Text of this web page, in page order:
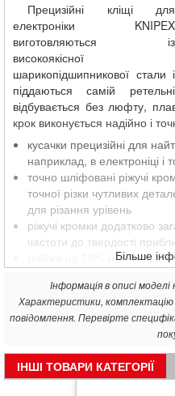
Прецизійні кліщі для
електроніки KNIPEX
виготовляються із
високоякісної
шарикопідшипникової стали і
піддаються самій
відбувається без люфту,
крок виконується надійно і
кусачки прецизійні для
наприклад, в електроніці і
точно шліфовані ріжучі
точної різки чутливих
для різання урівень
ріжучі кромки додатково
частоти до твердості
майже на 20% менша вага
гвинтовий шарнір з
робочими поверхнями для
подвійна пружина з
ергономічно оформлені
хромиста сталь для
багатоступенева гарт в маслі
спеціально для різання
Більше
Інформація в описі
Характеристики,
повідомлення. Перевірте
ІНШІ ТОВАРИ КАТЕГОРІЇ